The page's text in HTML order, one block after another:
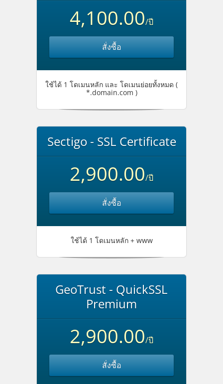
4,100.00/ปี
สั่งซื้อ
ใช้ได้ 1 โดเมนหลัก และ โดเมนย่อยทั้งหมด (
*.domain.com )
Sectigo - SSL Certificate
2,900.00/ปี
สั่งซื้อ
ใช้ได้ 1 โดเมนหลัก + www
GeoTrust - QuickSSL
Premium
2,900.00/ปี
สั่งซื้อ